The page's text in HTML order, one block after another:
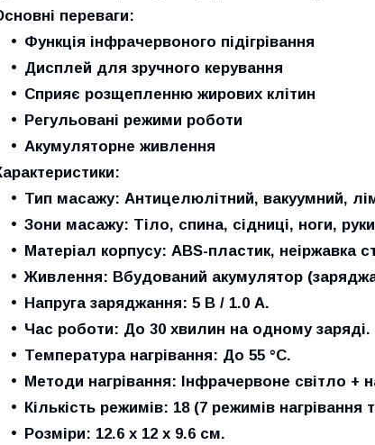
переваги:
Функція інфрачервоного підігрівання
Дисплей для зручного керування
Сприяє розщепленню жирових клітин
Регульовані режими роботи
Акумуляторне живлення
Тип масажу: Антицелюлітний, вакуумний,
Зони масажу: Тіло, спина, сідниці, ноги,
Матеріал корпусу: ABS-пластик, неіржавка
Живлення: Вбудований акумулятор
Напруга заряджання: 5 В / 1.0 А.
Час роботи: До 30 хвилин на одному заряді.
Температура нагрівання: До 55 °C.
Методи нагрівання: Інфрачервоне світло +
Кількість режимів: 18 (7 режимів нагрівання
Розміри: 12.6 х 12 х 9.6 см.